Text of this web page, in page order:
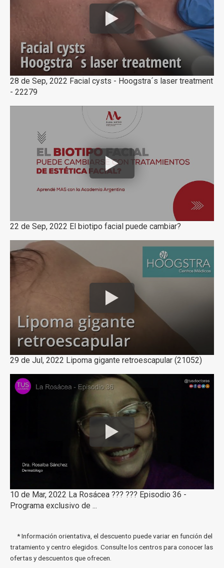
28 de Sep, 2022 Facial cysts - Hoogstra´s laser treatment
- 22279
22 de Sep, 2022 El biotipo facial puede cambiar?
29 de Jul, 2022 Lipoma gigante retroescapular (21052)
10 de Mar, 2022 La Rosácea ??? ??? Episodio 36 -
Programa exclusivo de ...
* Información orientativa, el descuento puede variar en función del
tratamiento y centro elegidos. Consulte los centros para conocer las
ofertas y descuentos que ofrecen.